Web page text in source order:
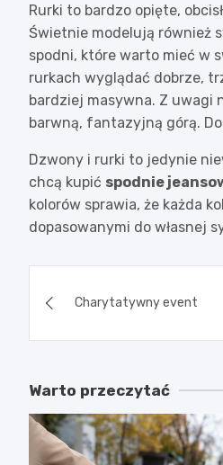
Rurki to bardzo opięte,
Świetnie modelują również
spodni, które warto mieć w
rurkach wyglądać dobrze,
bardziej masywna. Z uwagi
barwną, fantazyjną górą.
Dzwony i rurki to jedynie
chcą kupić spodnie
kolorów sprawia, że każda
dopasowanymi do własnej
wpisuCharytatywny event
Warto przeczytać